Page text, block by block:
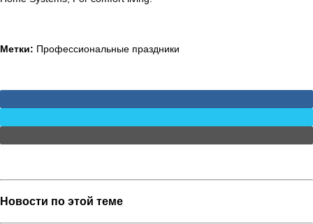
Метки: Профессиональные праздники
Новости по этой теме